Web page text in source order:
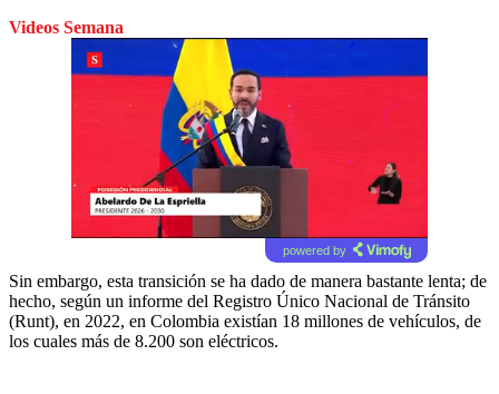
Videos Semana
powered by
Sin embargo, esta transición se ha dado de manera bastante lenta; de
hecho, según un informe del Registro Único Nacional de Tránsito
(Runt), en 2022, en Colombia existían 18 millones de vehículos, de
los cuales más de 8.200 son eléctricos.